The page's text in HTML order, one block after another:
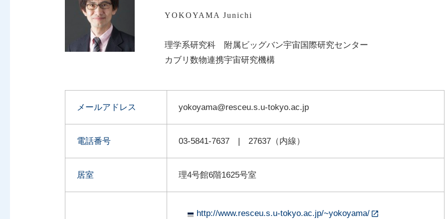
YOKOYAMA Junichi
理学系研究科
附属ビッグバン宇宙国際研究センター
カブリ数物連携宇宙研究機構
メールアドレス yokoyama@resceu.s.u-tokyo.ac.jp
電話番号 03-5841-7637 | 27637（内線）
居室 理4号館6階1625号室
http://www.resceu.s.u-tokyo.ac.jp/~yokoyama/